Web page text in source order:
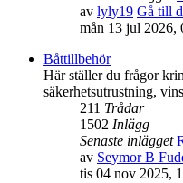
av lyly19 Gå till
mån 13 jul 2026,
Båttillbehör
Här ställer du frågor
säkerhetsutrustning,
211 Trådar
1502 Inlägg
Senaste inlägget
av Seymor B
tis 04 nov 2025,